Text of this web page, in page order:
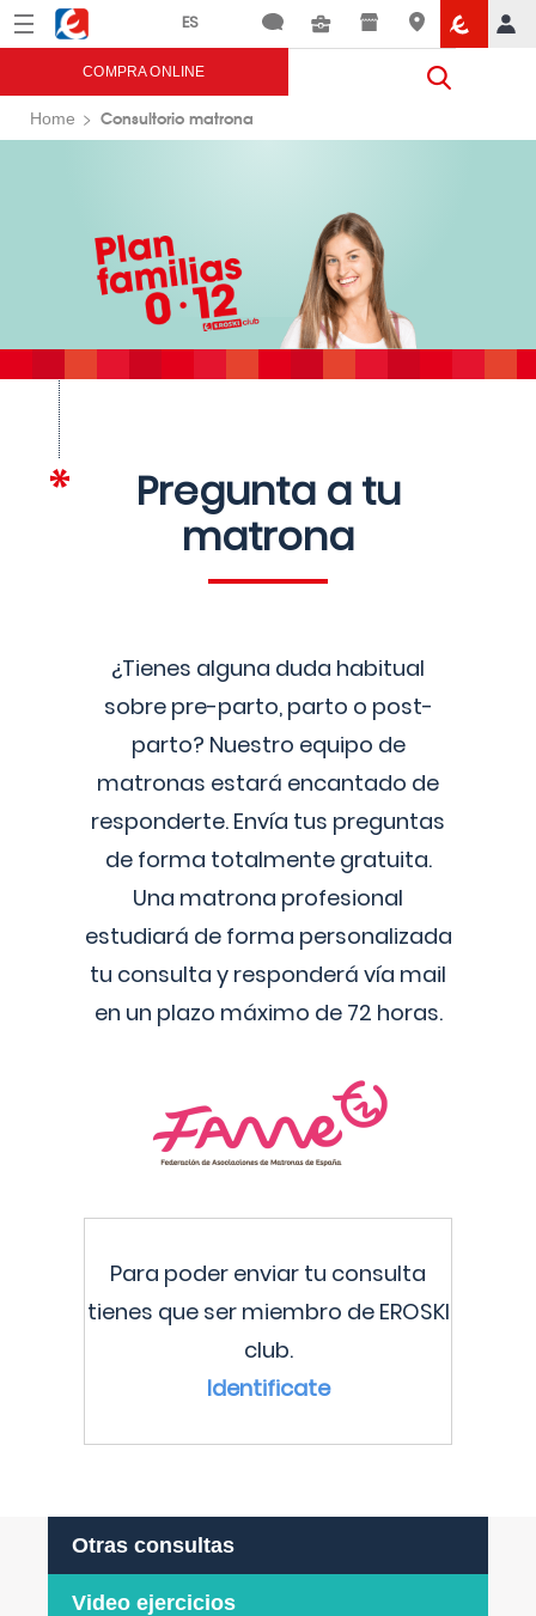
Menú Eroski
COMPRA ONLINE
Home Consultorio matrona
Pregunta a tu
matrona
¿Tienes alguna duda habitual
sobre pre-parto, parto o post-
parto? Nuestro equipo de
matronas estará encantado de
responderte. Envía tus preguntas
de forma totalmente gratuita.
Una matrona profesional
estudiará de forma personalizada
tu consulta y responderá vía mail
en un plazo máximo de 72 horas.
Para poder enviar tu consulta
tienes que ser miembro de EROSKI
club.
Identificate
Otras consultas
Video ejercicios